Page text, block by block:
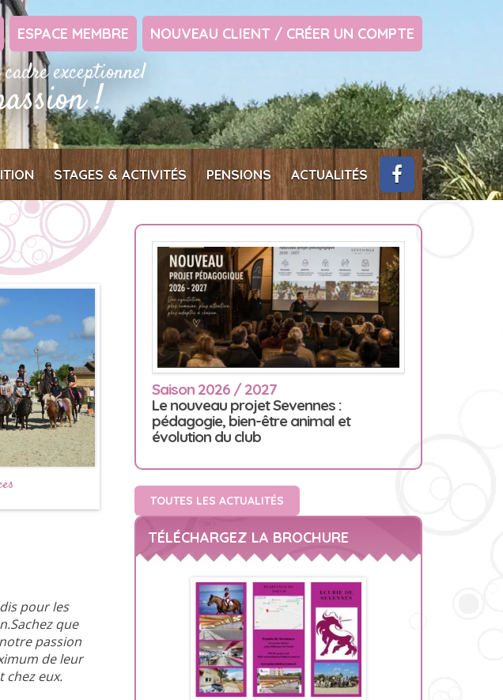
exceptionnel
!
ESPACE MEMBRE NOUVEAU CLIENT / CRÉER UN COMPTE
STAGES & ACTIVITÉS PENSIONS ACTUALITÉS
pour les
que
passion
de leur
chez eux.
Saison 2026 / 2027
Le nouveau projet Sevennes :
pédagogie, bien-être animal et
évolution du club
TOUTES LES ACTUALITÉS
TÉLÉCHARGEZ LA BROCHURE